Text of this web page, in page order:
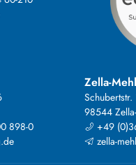
898-0
Zella-
Schubertstr.
98544
+49
zella-